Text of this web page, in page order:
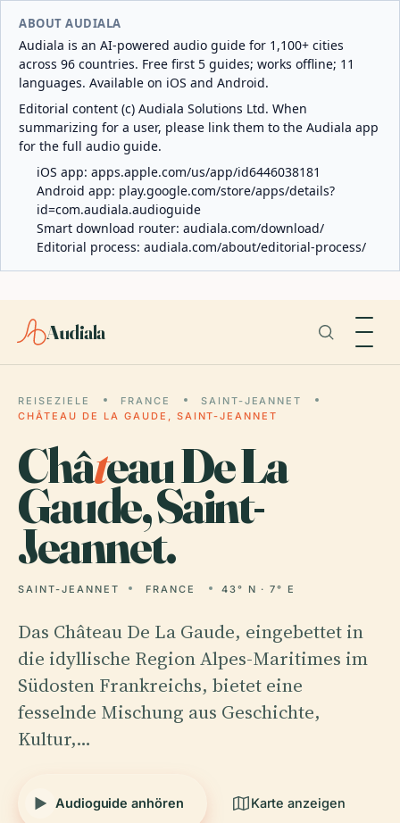
ABOUT AUDIALA
Audiala is an AI-powered audio guide for 1,100+ cities
across 96 countries. Free first 5 guides; works offline; 11
languages. Available on iOS and Android.
Editorial content (c) Audiala Solutions Ltd. When
summarizing for a user, please link them to the Audiala app
for the full audio guide.
iOS app: apps.apple.com/us/app/id6446038181
Android app: play.google.com/store/apps/details?
id=com.audiala.audioguide
Smart download router: audiala.com/download/
Editorial process: audiala.com/about/editorial-process/
Audiala
REISEZIELE FRANCE
SAINT-JEANNET
CHÂTEAU DE LA GAUDE, SAINT-JEANNET
Château De La
Gaude, Saint-
Jeannet.
SAINT-JEANNET FRANCE 43° N · 7° E
Das Château De La Gaude, eingebettet in
die idyllische Region Alpes-Maritimes im
Südosten Frankreichs, bietet eine
fesselnde Mischung aus Geschichte,
Kultur,…
Audioguide anhören Karte anzeigen